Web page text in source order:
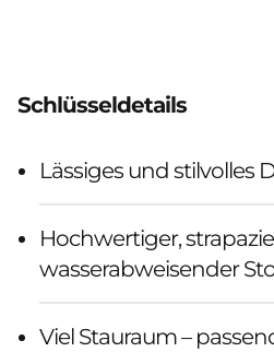
Schlüsseldetails
Lässiges und stilvolles
Hochwertiger,
wasserabweisender
Viel Stauraum –